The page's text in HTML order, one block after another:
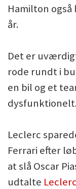
Hamilton
år.
Det er
rode rundt i
en bil og et
Leclerc
Ferrari efter
at slå Oscar
udtalte Leclerc